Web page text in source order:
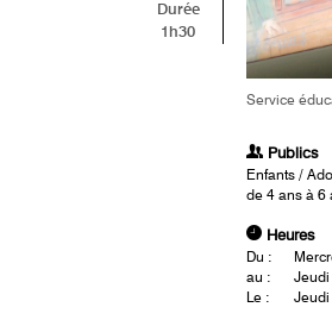
Service
Durée
1h30
Publics
Enfants /
de 4 ans à 6
Heures
Du :
au :
Jeudi
Le :
Jeudi